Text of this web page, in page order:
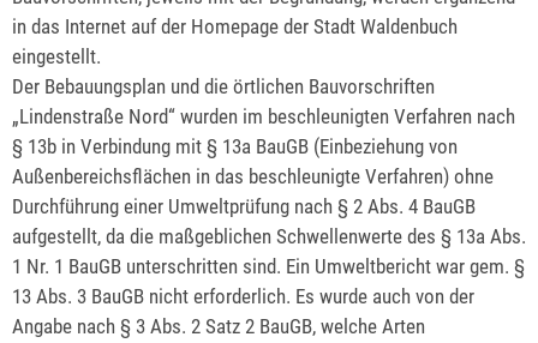
in das Internet auf der Homepage der Stadt Waldenbuch
eingestellt.
Der Bebauungsplan und die örtlichen Bauvorschriften
„Lindenstraße Nord“ wurden im beschleunigten Verfahren nach
§ 13b in Verbindung mit § 13a BauGB (Einbeziehung von
Außenbereichsflächen in das beschleunigte Verfahren) ohne
Durchführung einer Umweltprüfung nach § 2 Abs. 4 BauGB
aufgestellt, da die maßgeblichen Schwellenwerte des § 13a Abs.
1 Nr. 1 BauGB unterschritten sind. Ein Umweltbericht war gem. §
13 Abs. 3 BauGB nicht erforderlich. Es wurde auch von der
Angabe nach § 3 Abs. 2 Satz 2 BauGB, welche Arten